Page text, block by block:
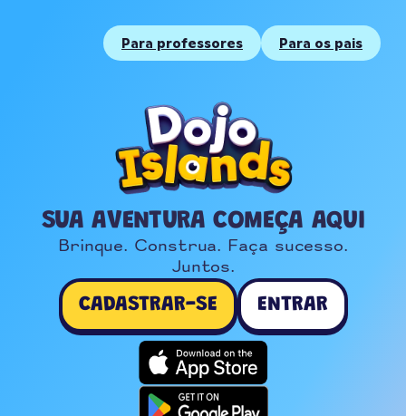
Para professores Para os pais
SUA AVENTURA COMEÇA AQUI
Brinque. Construa. Faça sucesso.
Juntos.
CADASTRAR-SE ENTRAR